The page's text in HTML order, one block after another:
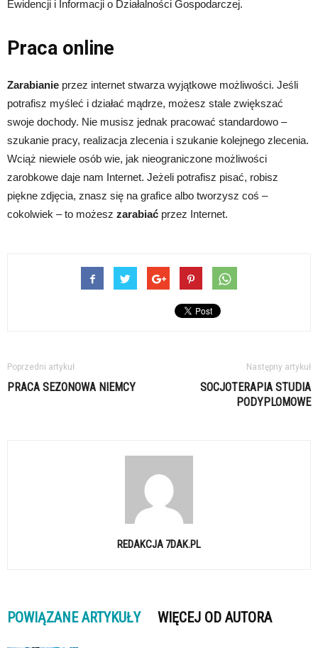
Ewidencji i Informacji o Działalności Gospodarczej.
Praca online
Zarabianie przez internet stwarza wyjątkowe możliwości. Jeśli
potrafisz myśleć i działać mądrze, możesz stale zwiększać
swoje dochody. Nie musisz jednak pracować standardowo –
szukanie pracy, realizacja zlecenia i szukanie kolejnego zlecenia.
Wciąż niewiele osób wie, jak nieograniczone możliwości
zarobkowe daje nam Internet. Jeżeli potrafisz pisać, robisz
piękne zdjęcia, znasz się na grafice albo tworzysz coś –
cokolwiek – to możesz zarabiać przez Internet.
Poprzedni artykuł
PRACA SEZONOWA NIEMCY
Następny artykuł
SOCJOTERAPIA STUDIA
PODYPLOMOWE
REDAKCJA 7DAK.PL
POWIĄZANE ARTYKUŁY WIĘCEJ OD AUTORA